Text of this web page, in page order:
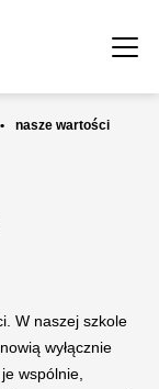
• nasze wartości
W naszej szkole
wyłącznie
wspólnie,